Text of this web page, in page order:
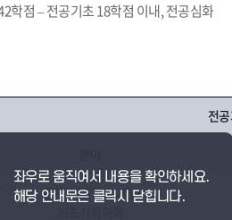
학점 – 전공기초 18학점 이내, 전공심화
전
관련 교양(기초교양)